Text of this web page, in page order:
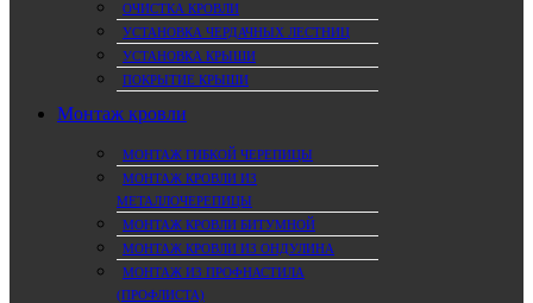
ОЧИСТКА КРОВЛИ
УСТАНОВКА ЧЕРДАЧНЫХ ЛЕСТНИЦ
УСТАНОВКА КРЫШИ
ПОКРЫТИЕ КРЫШИ
Монтаж кровли
МОНТАЖ ГИБКОЙ ЧЕРЕПИЦЫ
МОНТАЖ КРОВЛИ ИЗ
МЕТАЛЛОЧЕРЕПИЦЫ
МОНТАЖ КРОВЛИ БИТУМНОЙ
МОНТАЖ КРОВЛИ ИЗ ОНДУЛИНА
МОНТАЖ ИЗ ПРОФНАСТИЛА
(ПРОФЛИСТА)